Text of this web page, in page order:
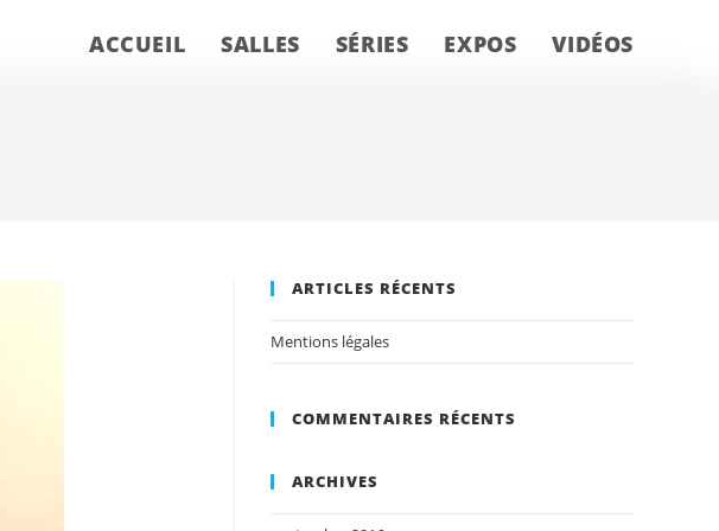
ACCUEIL SALLES SÉRIES EXPOS VIDÉOS
ARTICLES RÉCENTS
Mentions légales
COMMENTAIRES RÉCENTS
ARCHIVES